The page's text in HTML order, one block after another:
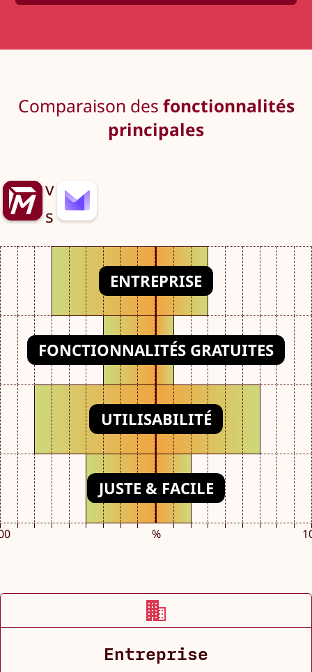
Comparaison des fonctionnalités
principales
v
s
ENTREPRISE
FONCTIONNALITÉS GRATUITES
UTILISABILITÉ
JUSTE & FACILE
%
Entreprise